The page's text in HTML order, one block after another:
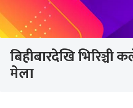
बिहीबारदेखि
मेला